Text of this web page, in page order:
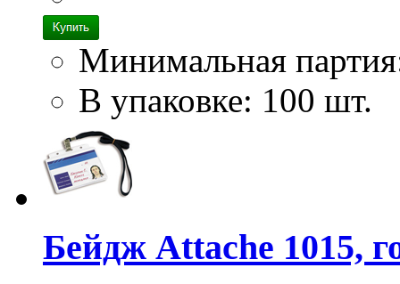
Минимальная
В упаковке: 100 шт.
Бейдж Attache 1015,